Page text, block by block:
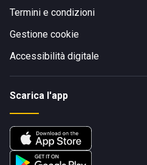
Termini e condizioni
Gestione cookie
Accessibilità digitale
Scarica l'app